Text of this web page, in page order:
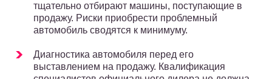
тщательно отбирают машины, поступающие в
продажу. Риски приобрести проблемный
автомобиль сводятся к минимуму.
Диагностика автомобиля перед его
выставлением на продажу. Квалификация